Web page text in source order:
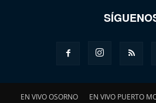
EN VIVO OSORNO EN VIVO PUERTO